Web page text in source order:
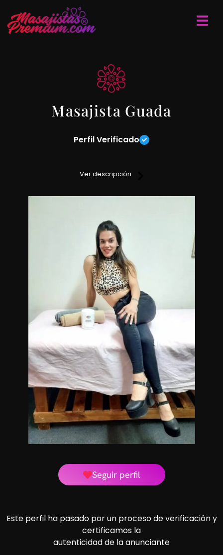
Masajista Guada
Perfil Verificado
liberarte de las tensiones y contracturas .
de Caballito.
masajistas en Caballito
Ver descripción
Seguir perfil
Este perfil ha pasado por un proceso de verificación y
certificamos la
autenticidad de la anunciante